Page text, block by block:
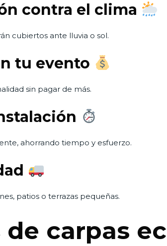
contra el clima
cubiertos ante lluvia o sol.
tu evento
sin pagar de más.
ahorrando tiempo y esfuerzo.
patios o terrazas pequeñas.
de carpas